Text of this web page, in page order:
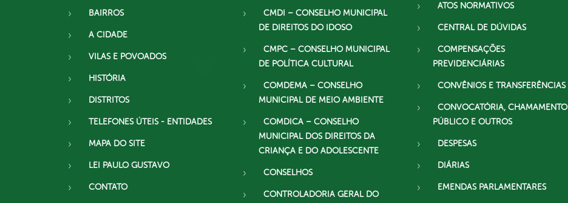
BAIRROS
A CIDADE
VILAS E POVOADOS
HISTÓRIA
DISTRITOS
TELEFONES ÚTEIS - ENTIDADES
MAPA DO SITE
LEI PAULO GUSTAVO
CONTATO
CMDI – CONSELHO MUNICIPAL
DE DIREITOS DO IDOSO
CMPC – CONSELHO MUNICIPAL
DE POLÍTICA CULTURAL
COMDEMA – CONSELHO
MUNICIPAL DE MEIO AMBIENTE
COMDICA – CONSELHO
MUNICIPAL DOS DIREITOS DA
CRIANÇA E DO ADOLESCENTE
CONSELHOS
CONTROLADORIA GERAL DO
ATOS NORMATIVOS
CENTRAL DE DÚVIDAS
COMPENSAÇÕES
PREVIDENCIÁRIAS
CONVÊNIOS E TRANSFERÊNCIAS
CONVOCATÓRIA, CHAMAMENTO
PÚBLICO E OUTROS
DESPESAS
DIÁRIAS
EMENDAS PARLAMENTARES